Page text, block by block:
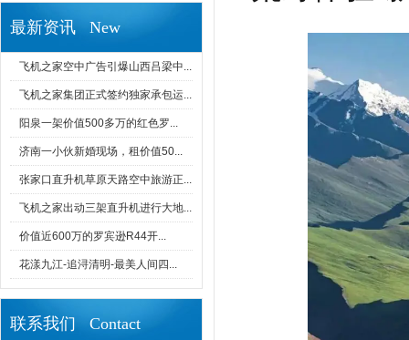
最新资讯 New
飞机之家空中广告引爆山西吕梁中...
飞机之家集团正式签约独家承包运...
阳泉一架价值500多万的红色罗...
济南一小伙新婚现场，租价值50...
张家口直升机草原天路空中旅游正...
飞机之家出动三架直升机进行大地...
价值近600万的罗宾逊R44开...
花漾九江-追浔清明-最美人间四...
联系我们 Contact